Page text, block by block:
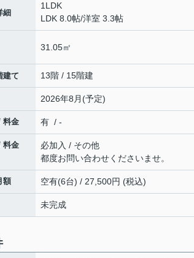
細
1LDK
LDK 8.0帖/洋室 3.3帖
31.05㎡
建て 13階 / 15階建
2026年8月(予定)
料金 有 / -
料金
必加入 / その他
都度お問い合わせくださいませ。
額 空有(6台) / 27,500円 (税込)
未完成